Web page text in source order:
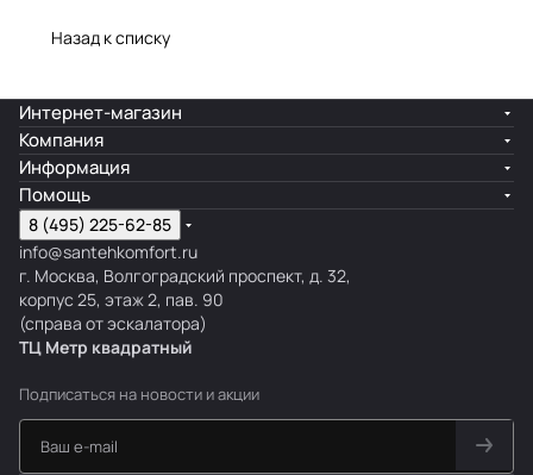
Назад к списку
Интернет-магазин
Компания
Информация
Помощь
8 (495) 225-62-85
info@santehkomfort.ru
г. Москва, Волгоградский проспект, д. 32,
корпус 25, этаж 2, пав. 90
(справа от эскалатора)
ТЦ Метр квадратный
Подписаться на новости и акции